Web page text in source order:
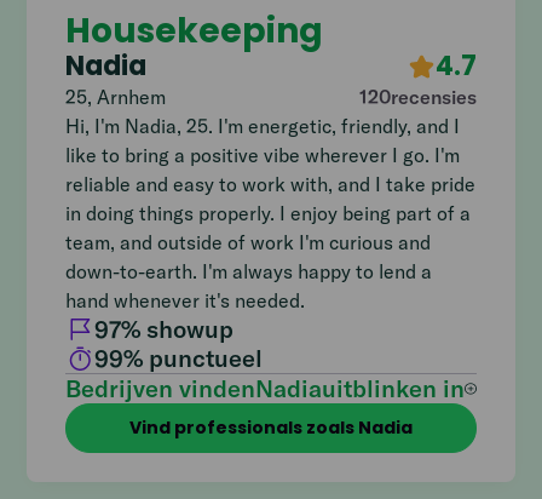
Housekeeping
Nadia 4.7
25, Arnhem 120recensies
Hi, I'm Nadia, 25. I'm energetic, friendly, and I
like to bring a positive vibe wherever I go. I'm
reliable and easy to work with, and I take pride
in doing things properly. I enjoy being part of a
team, and outside of work I'm curious and
down-to-earth. I'm always happy to lend a
hand whenever it's needed.
97% showup
99% punctueel
Bedrijven vindenNadiauitblinken in
Vind professionals zoals Nadia